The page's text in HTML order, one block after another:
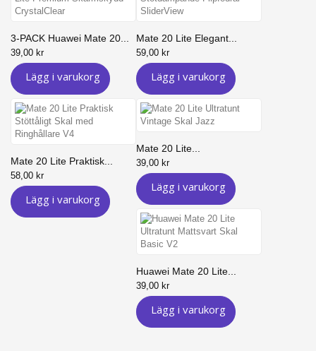
3-PACK Huawei Mate 20...
39,00 kr
Lägg i varukorg
Mate 20 Lite Elegant...
59,00 kr
Lägg i varukorg
Mate 20 Lite Praktisk...
58,00 kr
Lägg i varukorg
Mate 20 Lite...
39,00 kr
Lägg i varukorg
Huawei Mate 20 Lite...
39,00 kr
Lägg i varukorg